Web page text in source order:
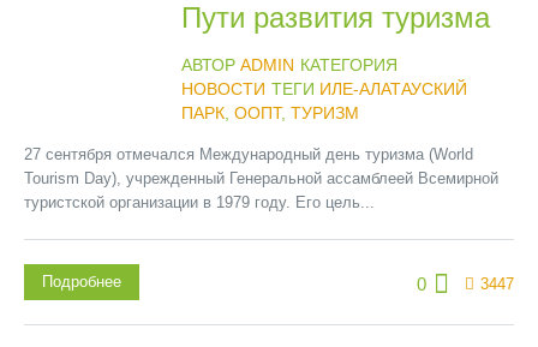
Пути развития туризма
АВТОР ADMIN КАТЕГОРИЯ
НОВОСТИ ТЕГИ ИЛЕ-АЛАТАУСКИЙ
ПАРК, ООПТ, ТУРИЗМ
27 сентября отмечался Международный день туризма (World
Tourism Day), учрежденный Генеральной ассамблеей Всемирной
туристской организации в 1979 году. Его цель...
0 3447
Подробнее